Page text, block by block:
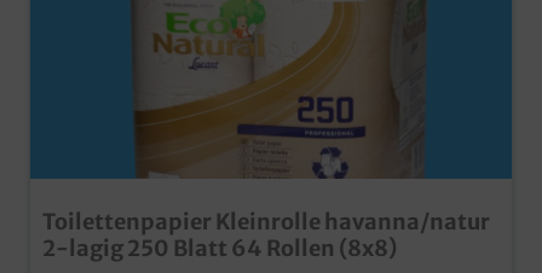
Toilettenpapier Kleinrolle havanna/natur
2-lagig 250 Blatt 64 Rollen (8x8)